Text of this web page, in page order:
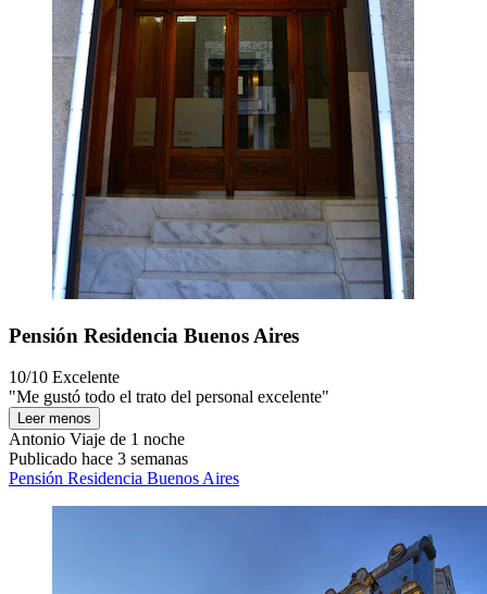
Pensión Residencia Buenos Aires
10/10 Excelente
"Me gustó todo el trato del personal excelente"
Leer menos
Antonio Viaje de 1 noche
Publicado hace 3 semanas
Pensión Residencia Buenos Aires